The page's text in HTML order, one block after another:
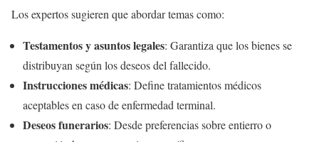
Los expertos sugieren que abordar temas como:
Testamentos y asuntos legales: Garantiza que los bienes se
distribuyan según los deseos del fallecido.
Instrucciones médicas: Define tratamientos médicos
aceptables en caso de enfermedad terminal.
Deseos funerarios: Desde preferencias sobre entierro o